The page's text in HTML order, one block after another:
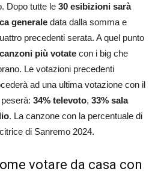
Dopo tutte le 30 esibizioni sarà
generale data dalla somma e
precedenti serata. A quel punto
più votate con i big che
Le votazioni precedenti
ad una ultima votazione con il
34% televoto, 33% sala
. La canzone con la percentuale di
di Sanremo 2024.
votare da casa con